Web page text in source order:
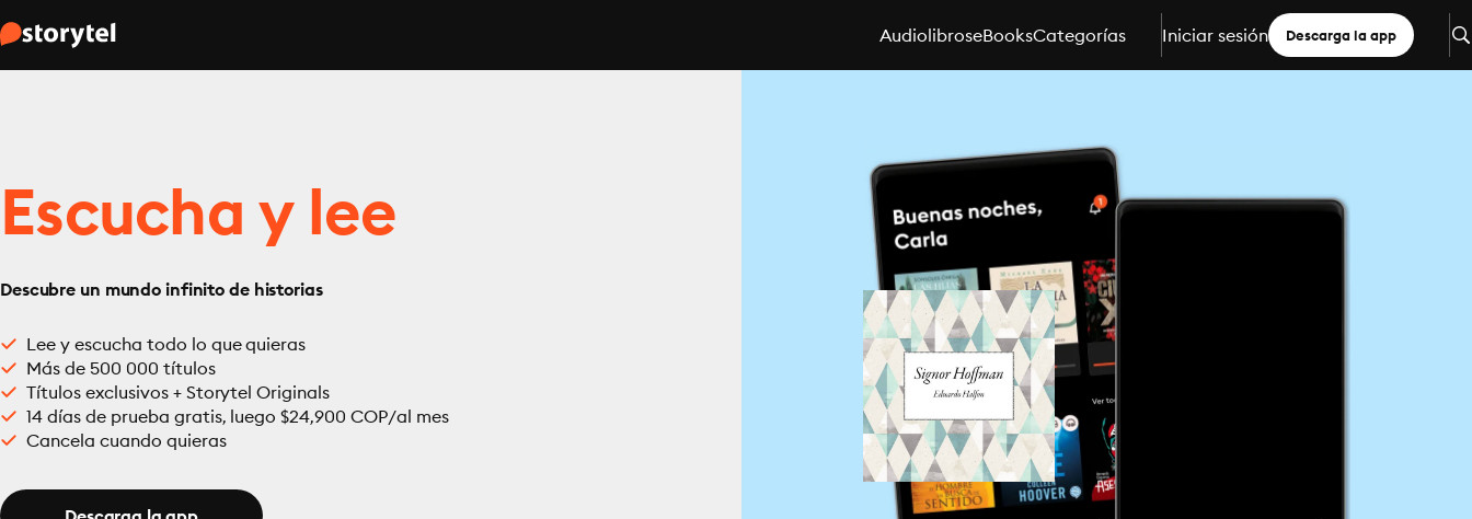
AudiolibroseBooksCategorías Iniciar sesión Descarga la app
Escucha y lee
Descubre un mundo infinito de historias
Lee y escucha todo lo que quieras
Más de 500 000 títulos
Títulos exclusivos + Storytel Originals
14 días de prueba gratis, luego $24,900 COP/al mes
Cancela cuando quieras